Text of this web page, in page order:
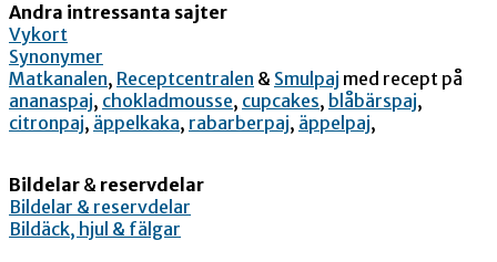
Andra intressanta sajter
Vykort
Synonymer
Matkanalen, Receptcentralen & Smulpaj med recept på
ananaspaj, chokladmousse, cupcakes, blåbärspaj,
citronpaj, äppelkaka, rabarberpaj, äppelpaj,
Bildelar & reservdelar
Bildelar & reservdelar
Bildäck, hjul & fälgar